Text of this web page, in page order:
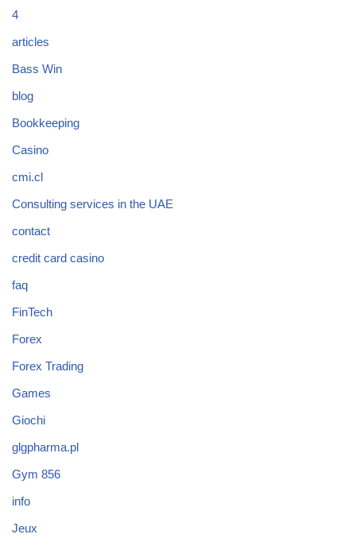
4
articles
Bass Win
blog
Bookkeeping
Casino
cmi.cl
Consulting services in the UAE
contact
credit card casino
faq
FinTech
Forex
Forex Trading
Games
Giochi
glgpharma.pl
Gym 856
info
Jeux